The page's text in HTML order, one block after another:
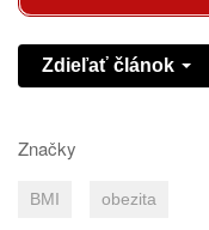
Zdieľať článok
Značky
BMI obezita